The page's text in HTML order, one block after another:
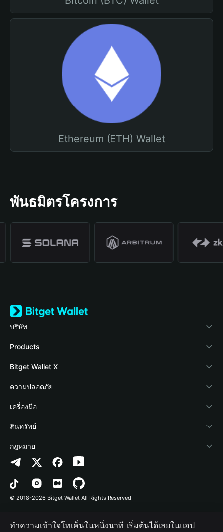
Ethereum (ETH) Wallet
พันธมิตรโครงการ
บริษัท
เกี่ยวกับ Bitget Wallet
Blog
Academy
ข่าวสารด้านคริปโต
ศูนย์ช่วยเหลือ
ติดต่อเรา
ทรัพยากรข้อมูลของแบรนด์
อาชีพ
Products
Crypto Card
Stablecoin Earn
Payfi Crypto
Crypto Swap API
Altcoin Season Index
Prediction Markets
DApp
RWA
Bitget Wallet X
นักพัฒนา
เชื่อมต่อ Wallet
Bitget Wallet Pay
ลิสต์โปรเจกต์
ความปลอดภัย
Protection Fund
เทคโนโลยีความปลอดภัย
เครื่องมือ
ซื้อคริปโต
การตรวจจับการอนุญาต
การตรวจจับสัญญา
การโอนเป็นชุด
สินทรัพย์
Arbitrum
Avalanche
Bitcoin
Polygon
กฎหมาย
นโยบายความเป็นส่วนตัว
ข้อตกลงในการใช้บริการ
© 2018-2026 Bitget Wallet All Rights Reserved
ทำความเข้าใจโทเค็นในหนึ่งนาที เริ่มต้นได้เลยในแอป